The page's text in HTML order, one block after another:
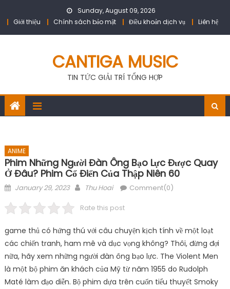
Sunday, August 09, 2026
Giới thiệu
Chính sách bảo mật Điều khoản dịch vụ Liên hệ
CANTIGA MUSIC
TIN TỨC GIẢI TRÍ TỔNG HỢP
ANIME
Phim Những Người Đàn Ông Bạo Lực Được Quay
Ở Đâu? Phim Cổ Điển Của Thập Niên 60
Posted
January 29, 2023 Author
Thu Hoai Comment(0)
Rate this post
game thủ có hứng thú với câu chuyện kịch tính về một loạt
các chiến tranh, ham mê và dục vọng không? Thôi, đừng đợi
nữa, hãy xem những người đàn ông bạo lực. The Violent Men
là một bộ phim ăn khách của Mỹ từ năm 1955 do Rudolph
Maté làm đạo diễn. Bộ phim dựa trên cuốn tiểu thuyết Smoky